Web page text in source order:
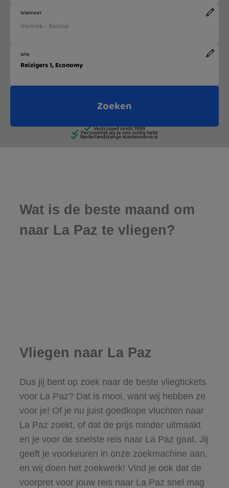
Wat is de beste maand om
naar La Paz te vliegen?
Vliegen naar La Paz
Dus jij bent op zoek naar de beste vliegtickets
voor La Paz? Dat is mooi, want wij hebben ze
voor je! Of je nu juist goedkope vluchten naar
La Paz zoekt, of dat de prijs minder uitmaakt
en je voor de snelste reis naar La Paz gaat. Jij
geeft je voorkeuren in onze zoekmachine aan,
en wij doen het zoekwerk! Vind je ook dat de
voorpret voor jouw reis naar La Paz snel mag